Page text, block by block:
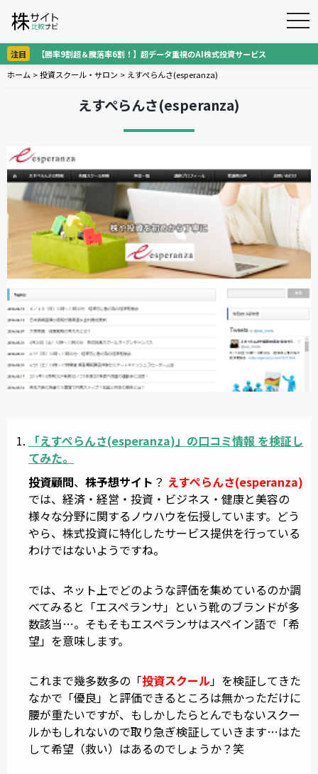
注目
【勝率9割超＆騰落率6割！】超データ重視のAI株式投資サービス
ホーム >投資スクール・サロン > えすぺらんさ(esperanza)
えすぺらんさ(esperanza)
「えすぺらんさ(esperanza)」の口コミ情報 を検証し
てみた。
投資顧問、 株予想サイト ？ えすぺらんさ(esperanza)
では、経済・経営・投資・ビジネス・健康と美容の
様々な分野に関するノウハウを伝授しています。どう
やら、株式投資に特化したサービス提供を行っている
わけではないようですね。
では、ネット上でどのような評価を集めているのか調
べてみると「エスペランサ」という靴のブランドが多
数該当…。そもそもエスペランサはスペイン語で「希
望」を意味します。
これまで幾多数多の「投資スクール」を検証してきた
なかで「優良」と評価できるところは無かっただけに
腰が重たいですが、もしかしたらとんでもないスクー
ルかもしれないので取り急ぎ検証していきます…はた
して希望（救い）はあるのでしょうか？笑